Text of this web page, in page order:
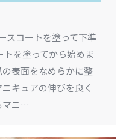
スコートを塗って下準
を塗ってから始めま
表面をなめらかに整
キュアの伸びを良く
マニ…